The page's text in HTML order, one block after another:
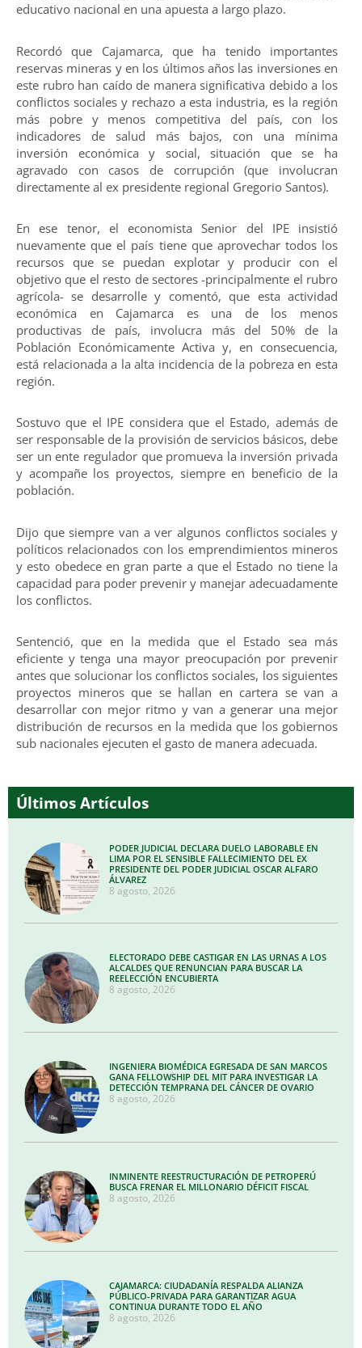
educativo nacional en una apuesta a largo plazo.
Recordó que Cajamarca, que ha tenido importantes
reservas mineras y en los últimos años las inversiones en
este rubro han caído de manera significativa debido a los
conflictos sociales y rechazo a esta industria, es la región
más pobre y menos competitiva del país, con los
indicadores de salud más bajos, con una mínima
inversión económica y social, situación que se ha
agravado con casos de corrupción (que involucran
directamente al ex presidente regional Gregorio Santos).
En ese tenor, el economista Senior del IPE insistió
nuevamente que el país tiene que aprovechar todos los
recursos que se puedan explotar y producir con el
objetivo que el resto de sectores -principalmente el rubro
agrícola- se desarrolle y comentó, que esta actividad
económica en Cajamarca es una de los menos
productivas de país, involucra más del 50% de la
Población Económicamente Activa y, en consecuencia,
está relacionada a la alta incidencia de la pobreza en esta
región.
Sostuvo que el IPE considera que el Estado, además de
ser responsable de la provisión de servicios básicos, debe
ser un ente regulador que promueva la inversión privada
y acompañe los proyectos, siempre en beneficio de la
población.
Dijo que siempre van a ver algunos conflictos sociales y
políticos relacionados con los emprendimientos mineros
y esto obedece en gran parte a que el Estado no tiene la
capacidad para poder prevenir y manejar adecuadamente
los conflictos.
Sentenció, que en la medida que el Estado sea más
eficiente y tenga una mayor preocupación por prevenir
antes que solucionar los conflictos sociales, los siguientes
proyectos mineros que se hallan en cartera se van a
desarrollar con mejor ritmo y van a generar una mejor
distribución de recursos en la medida que los gobiernos
sub nacionales ejecuten el gasto de manera adecuada.
Últimos Artículos
PODER JUDICIAL DECLARA DUELO LABORABLE EN
LIMA POR EL SENSIBLE FALLECIMIENTO DEL EX
PRESIDENTE DEL PODER JUDICIAL OSCAR ALFARO
ÁLVAREZ
8 agosto, 2026
ELECTORADO DEBE CASTIGAR EN LAS URNAS A LOS
ALCALDES QUE RENUNCIAN PARA BUSCAR LA
REELECCIÓN ENCUBIERTA
8 agosto, 2026
INGENIERA BIOMÉDICA EGRESADA DE SAN MARCOS
GANA FELLOWSHIP DEL MIT PARA INVESTIGAR LA
DETECCIÓN TEMPRANA DEL CÁNCER DE OVARIO
8 agosto, 2026
INMINENTE REESTRUCTURACIÓN DE PETROPERÚ
BUSCA FRENAR EL MILLONARIO DÉFICIT FISCAL
8 agosto, 2026
CAJAMARCA: CIUDADANÍA RESPALDA ALIANZA
PÚBLICO-PRIVADA PARA GARANTIZAR AGUA
CONTINUA DURANTE TODO EL AÑO
8 agosto, 2026